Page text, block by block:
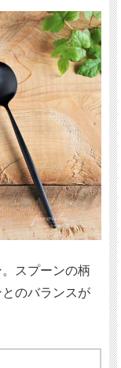
スプーンの柄
のバランスが